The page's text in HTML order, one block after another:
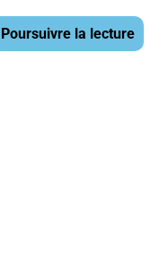
Poursuivre la lecture